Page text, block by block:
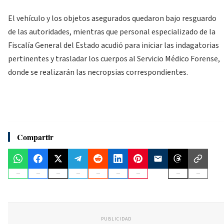
El vehículo y los objetos asegurados quedaron bajo resguardo
de las autoridades, mientras que personal especializado de la
Fiscalía General del Estado acudió para iniciar las indagatorias
pertinentes y trasladar los cuerpos al Servicio Médico Forense,
donde se realizarán las necropsias correspondientes.
Compartir
PUBLICIDAD